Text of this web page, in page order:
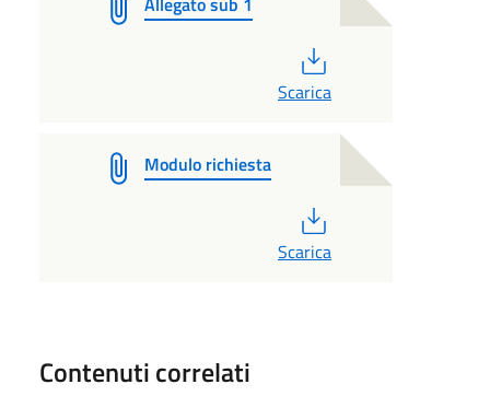
Scarica
Modulo richiesta
Scarica
Contenuti correlati